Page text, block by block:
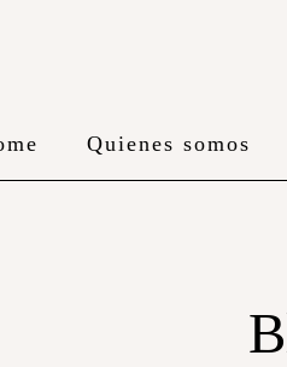
Quienes somos